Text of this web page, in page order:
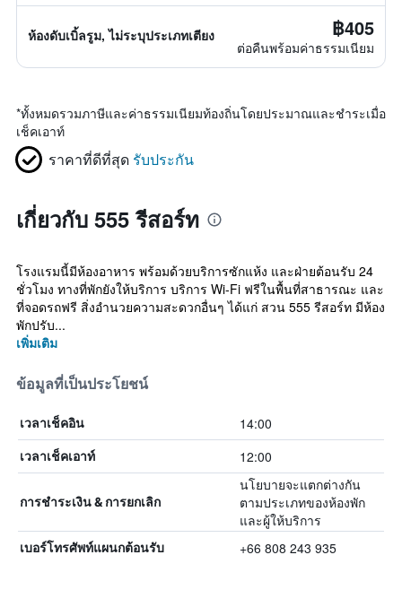
ห้องดับเบิ้ลรูม, ไม่ระบุประเภทเตียง ฿405
ต่อคืนพร้อมค่าธรรมเนียม
*ทั้งหมดรวมภาษีและค่าธรรมเนียมท้องถิ่นโดยประมาณและชำระเมื่อ
เช็คเอาท์
ราคาที่ดีที่สุด รับประกัน
เกี่ยวกับ 555 รีสอร์ท
โรงแรมนี้มีห้องอาหาร พร้อมด้วยบริการซักแห้ง และฝ่ายต้อนรับ 24
ชั่วโมง ทางที่พักยังให้บริการ บริการ Wi-Fi ฟรีในพื้นที่สาธารณะ และ
ที่จอดรถฟรี สิ่งอำนวยความสะดวกอื่นๆ ได้แก่ สวน 555 รีสอร์ท มีห้อง
พักปรับ...
เพิ่มเติม
ข้อมูลที่เป็นประโยชน์
เวลาเช็คอิน 14:00
เวลาเช็คเอาท์ 12:00
การชำระเงิน & การยกเลิก
นโยบายจะแตกต่างกัน
ตามประเภทของห้องพัก
และผู้ให้บริการ
เบอร์โทรศัพท์แผนกต้อนรับ +66 808 243 935